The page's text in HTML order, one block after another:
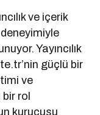
ve içerik
Yayıncılık
güçlü bir
ve
rol
kurucusu